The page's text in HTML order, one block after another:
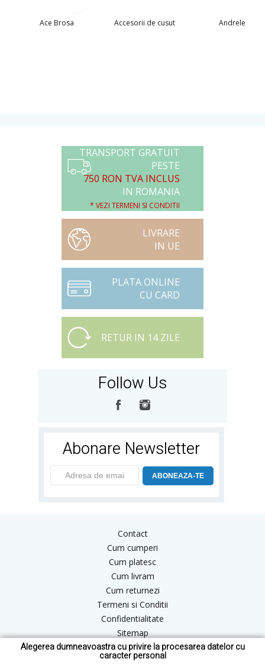
Alegerea dumneavoastra cu privire la procesarea datelor cu
caracter personal
Ace Brosa Accesorii de cusut Andrele
TRANSPORT GRATUIT
PESTE
750 RON TVA INCLUS
IN ROMANIA
* VEZI TERMENI SI CONDITII
LIVRARE
IN UE
PLATA ONLINE
CU CARD
RETUR IN 14 ZILE
Follow Us
Abonare Newsletter
ABONEAZA-TE
Contact
Cum cumperi
Cum platesc
Cum livram
Cum returnezi
Termeni si Conditii
Confidentialitate
Sitemap
Blog
ANPC